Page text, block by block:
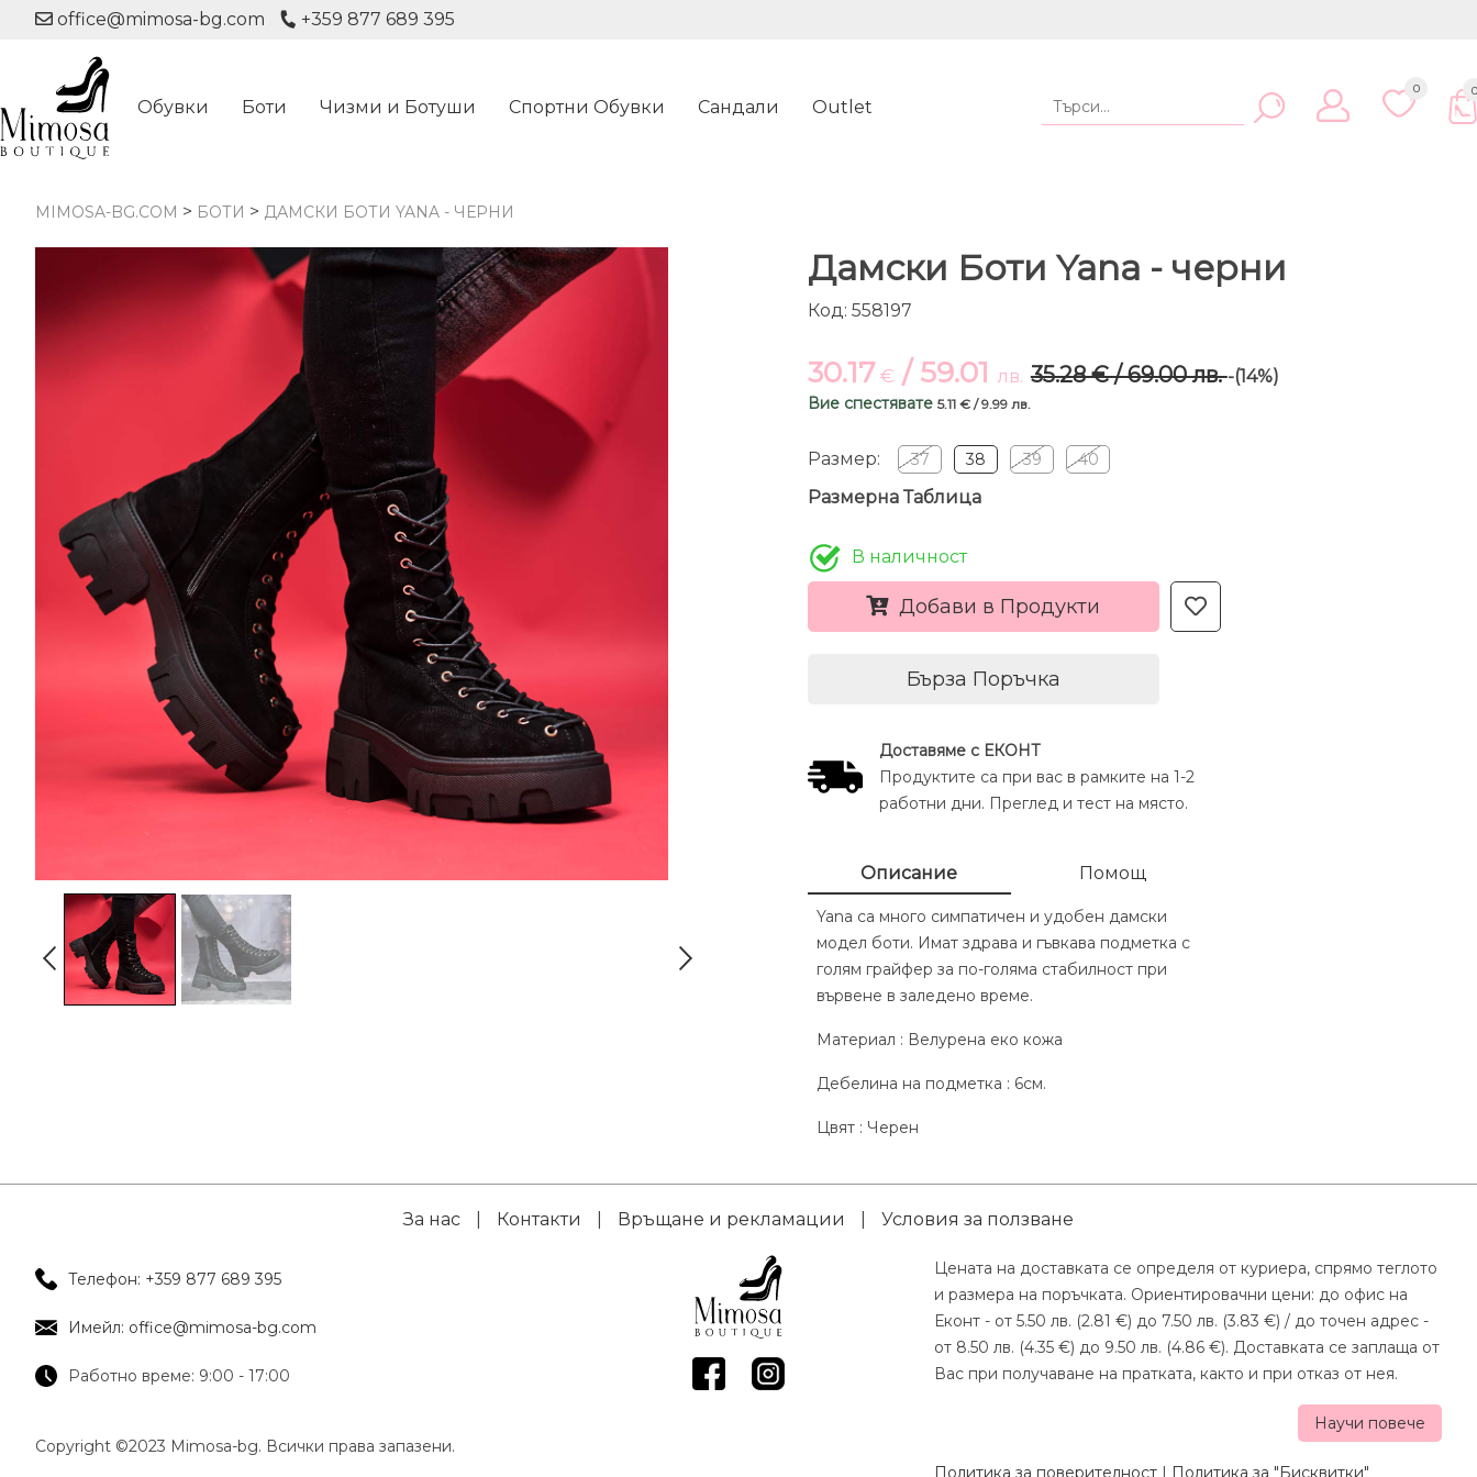
office@mimosa-bg.com +359 877 689 395
Обувки Боти Чизми и Ботуши Спортни Обувки Сандали Outlet
0
0
MIMOSA-BG.COM > БОТИ > ДАМСКИ БОТИ YANA - ЧЕРНИ
Дамски Боти Yana - черни
Код: 558197
30.17 € / 59.01 лв. 35.28 € / 69.00 лв.-(14%)
Вие спестявате 5.11 € / 9.99 лв.
Размер: 37 38 39 40
Размерна Таблица
В наличност
Добави в Продукти
Бърза Поръчка
Доставяме с ЕКОНТ
Продуктите са при вас в рамките на 1-2
работни дни. Преглед и тест на място.
Описание Помощ
Yana са много симпатичен и удобен дамски
модел боти. Имат здрава и гъвкава подметка с
голям грайфер за по-голяма стабилност при
вървене в заледено време.
Материал : Велурена еко кожа
Дебелина на подметка : 6см.
Цвят : Черен
За нас Контакти Връщане и рекламации Условия за ползване
Телефон: +359 877 689 395
Имейл: office@mimosa-bg.com
Работно време: 9:00 - 17:00
Copyright ©2023 Mimosa-bg. Всички права запазени.
Цената на доставката се определя от куриера, спрямо теглото
и размера на поръчката. Ориентировачни цени: до офис на
Еконт - от 5.50 лв. (2.81 €) до 7.50 лв. (3.83 €) / до точен адрес -
от 8.50 лв. (4.35 €) до 9.50 лв. (4.86 €). Доставката се заплаща от
Вас при получаване на пратката, както и при отказ от нея.
Научи повече
Политика за поверителност | Политика за "Бисквитки"